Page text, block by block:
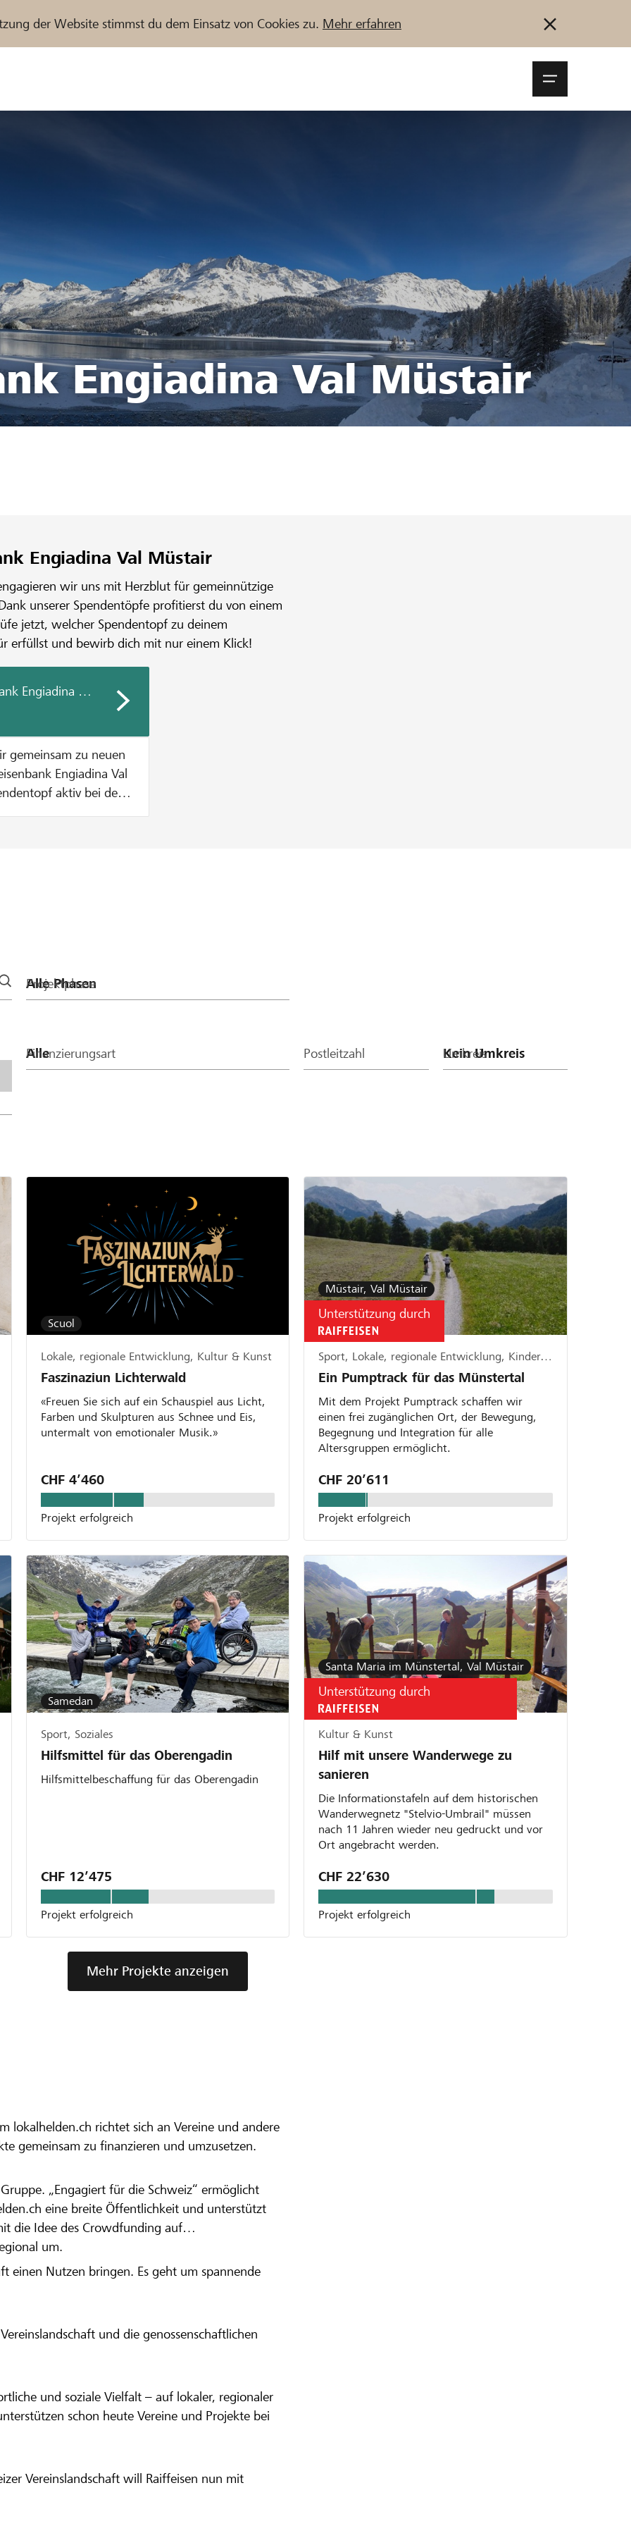
der Website stimmst du dem Einsatz von Cookies zu. Mehr erfahren
Engiadina Val Müstair
Engiadina Val Müstair
wir uns mit Herzblut für gemeinnützige
unserer Spendentöpfe profitierst du von einem
jetzt, welcher Spendentopf zu deinem
erfüllst und bewirb dich mit nur einem Klick!
Engiadina Val Müstair
gemeinsam zu neuen
aktiv bei der
ODER der
CHF 1000 pro Projekt
von CHF 400
Projektphase
Finanzierungsart Postleitzahl Umkreis
Scuol
Lokale, regionale Entwicklung, Kultur & Kunst
Faszinaziun Lichterwald
«Freuen Sie sich auf ein Schauspiel aus Licht,
Farben und Skulpturen aus Schnee und Eis,
untermalt von emotionaler Musik.»
CHF 4’460
Projekt erfolgreich
Müstair, Val Müstair
Unterstützung durch
Sport, Lokale, regionale Entwicklung, Kinder, Jugend, Familie
Ein Pumptrack für das Münstertal
Mit dem Projekt Pumptrack schaffen wir
einen frei zugänglichen Ort, der Bewegung,
Begegnung und Integration für alle
Altersgruppen ermöglicht.
CHF 20’611
Projekt erfolgreich
Samedan
Sport, Soziales
Hilfsmittel für das Oberengadin
Hilfsmittelbeschaffung für das Oberengadin
CHF 12’475
Projekt erfolgreich
Santa Maria im Münstertal, Val Müstair
Unterstützung durch
Kultur & Kunst
Hilf mit unsere Wanderwege zu
sanieren
Die Informationstafeln auf dem historischen
Wanderwegnetz "Stelvio-Umbrail" müssen
nach 11 Jahren wieder neu gedruckt und vor
Ort angebracht werden.
CHF 22’630
Projekt erfolgreich
Mehr Projekte anzeigen
lokalhelden.ch richtet sich an Vereine und andere
gemeinsam zu finanzieren und umzusetzen.
„Engagiert für die Schweiz“ ermöglicht
eine breite Öffentlichkeit und unterstützt
die Idee des Crowdfunding auf
um.
einen Nutzen bringen. Es geht um spannende
und die genossenschaftlichen
und soziale Vielfalt – auf lokaler, regionaler
schon heute Vereine und Projekte bei
Vereinslandschaft will Raiffeisen nun mit